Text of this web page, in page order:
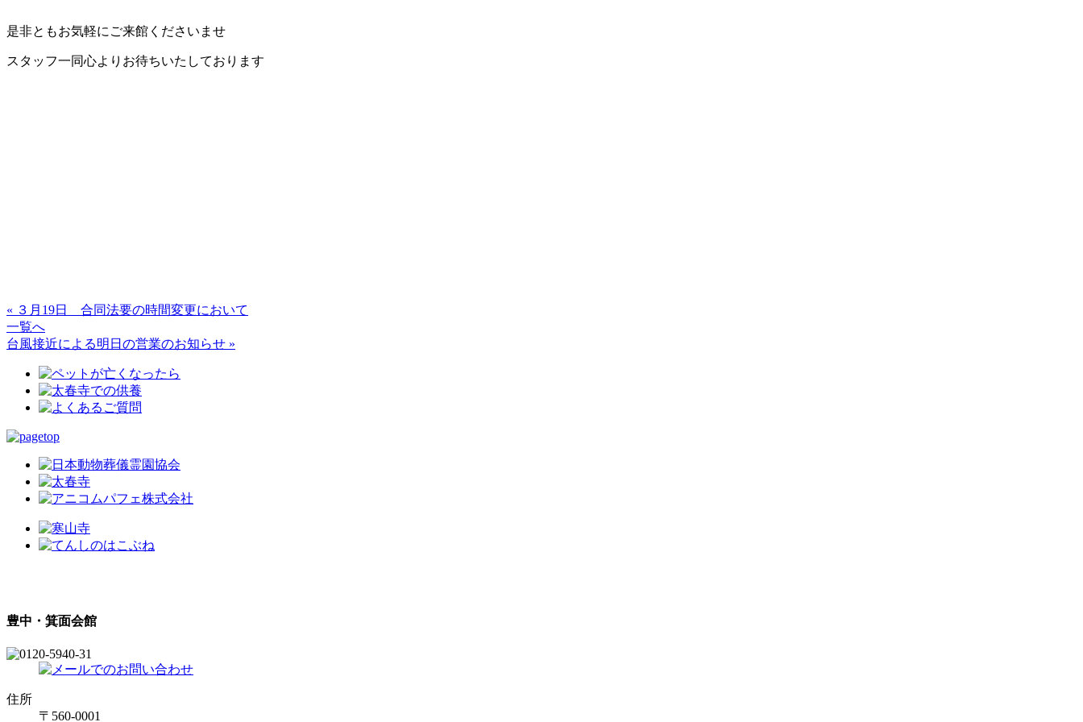
是非ともお気軽にご来館くださいませ
スタッフ一同心よりお待ちいたしております
« ３月19日 合同法要の時間変更において
一覧へ
台風接近による明日の営業のお知らせ »
豊中・箕面会館
住所
〒560-0001